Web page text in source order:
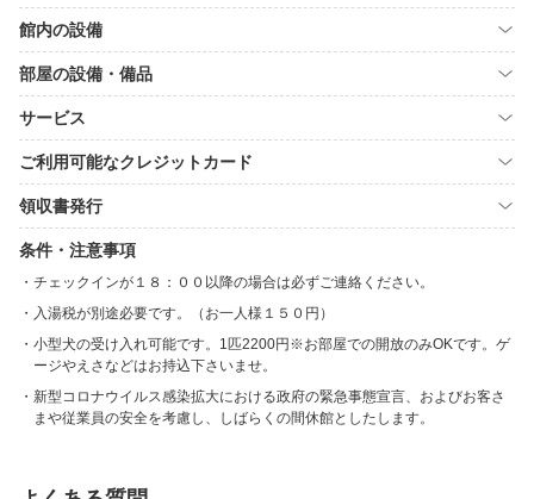
館内の設備
部屋の設備・備品
サービス
ご利用可能なクレジットカード
領収書発行
条件・注意事項
チェックインが１８：００以降の場合は必ずご連絡ください。
入湯税が別途必要です。（お一人様１５０円）
小型犬の受け入れ可能です。1匹2200円※お部屋での開放のみOKです。ゲ
ージやえさなどはお持込下さいませ。
新型コロナウイルス感染拡大における政府の緊急事態宣言、およびお客さ
まや従業員の安全を考慮し、しばらくの間休館としたします。